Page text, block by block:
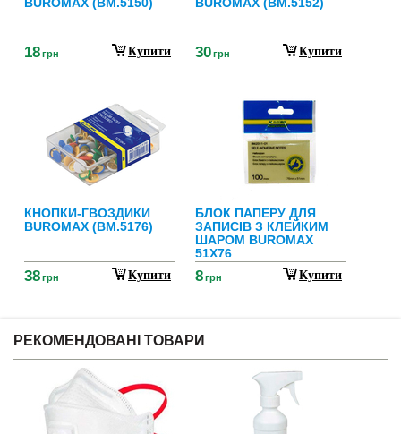
BUROMAX (BM.5150)
18грн Купити
BUROMAX (BM.5152)
30грн Купити
КНОПКИ-ГВОЗДИКИ
BUROMAX (BM.5176)
38грн Купити
БЛОК ПАПЕРУ ДЛЯ
ЗАПИСІВ З КЛЕЙКИМ
ШАРОМ BUROMAX
51X76
8грн Купити
РЕКОМЕНДОВАНІ ТОВАРИ